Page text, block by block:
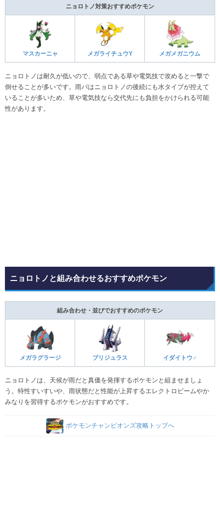
ニョロトノ対策おすすめポケモン
マスカーニャ メガライチュウY メガメガニウム
ニョロトノは耐久が低いので、弱点である草や電気技で攻めると一撃で
倒せることが多いです。雨パはニョロトノの後続にも水タイプが控えて
いることが多いため、草や電気技なら交代先にも負担をかけられる可能
性があります。
ニョロトノと組み合わせるおすすめポケモン
組み合わせ・並びでおすすめのポケモン
メガラグラージ ブリジュラス イダイトウ♂
ニョロトノは、天候が雨だと真価を発揮するポケモンと組ませましょ
う。特性すいすいや、雨状態だと性能が上昇するエレクトロビームやか
みなりを習得するポケモンがおすすめです。
ポケモンチャンピオンズ攻略トップへ